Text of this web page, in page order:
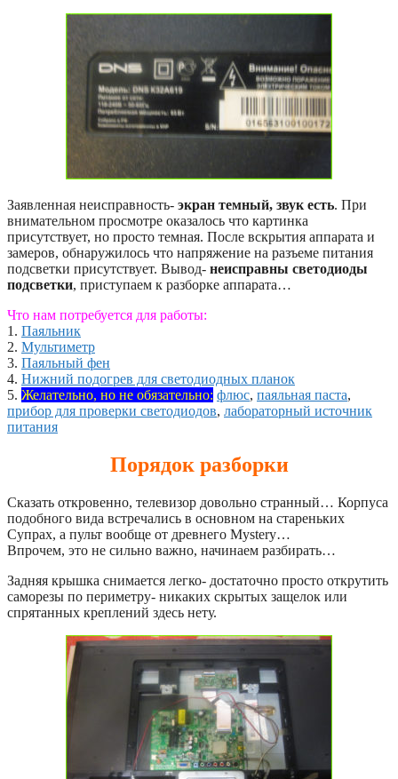
Заявленная неисправность- экран темный, звук есть. При
внимательном просмотре оказалось что картинка
присутствует, но просто темная. После вскрытия аппарата и
замеров, обнаружилось что напряжение на разъеме питания
подсветки присутствует. Вывод- неисправны светодиоды
подсветки, приступаем к разборке аппарата…
Что нам потребуется для работы:
1. Паяльник
2. Мультиметр
3. Паяльный фен
4. Нижний подогрев для светодиодных планок
5. Желательно, но не обязательно: флюс, паяльная паста,
прибор для проверки светодиодов, лабораторный источник
питания
Порядок разборки
Сказать откровенно, телевизор довольно странный… Корпуса
подобного вида встречались в основном на стареньких
Супрах, а пульт вообще от древнего Mystery…
Впрочем, это не сильно важно, начинаем разбирать…
Задняя крышка снимается легко- достаточно просто открутить
саморезы по периметру- никаких скрытых защелок или
спрятанных креплений здесь нету.